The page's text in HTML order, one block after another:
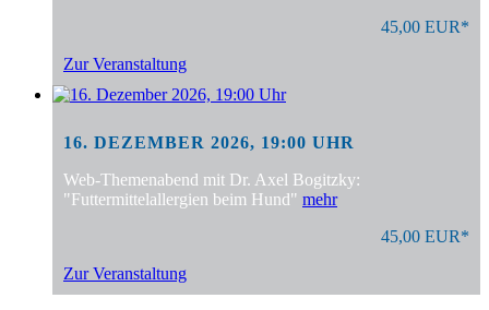
45,00 EUR*
Zur Veranstaltung
16. DEZEMBER 2026, 19:00 UHR
Web-Themenabend mit Dr. Axel Bogitzky:
"Futtermittelallergien beim Hund" mehr
45,00 EUR*
Zur Veranstaltung